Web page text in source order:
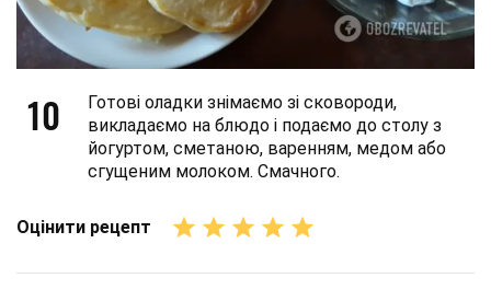
10
Готові оладки знімаємо зі сковороди,
викладаємо на блюдо і подаємо до столу з
йогуртом, сметаною, варенням, медом або
сгущеним молоком. Смачного.
Оцінити рецепт